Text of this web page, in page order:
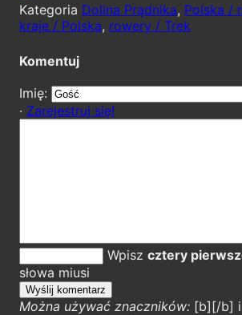
Kategoria Dolina Prądnika, Polska /
kraje / Polska, rowery / Trek
Komentuj
Imię:
· Zarejestruj się!
Wpisz cztery
słowa miusi
Można używać znaczników: [b][/b]